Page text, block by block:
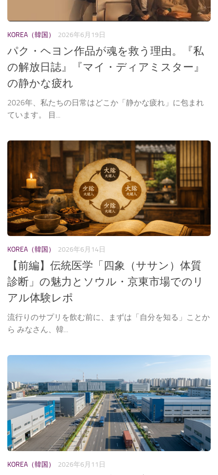
KOREA（韓国） 2026年6月19日
パク・ヘヨン作品が魂を救う理由。『私
の解放日誌』『マイ・ディアミスター』
の静かな疲れ
2026年、私たちの日常はどこか「静かな疲れ」に包まれ
ています。 目...
KOREA（韓国） 2026年6月14日
【前編】伝統医学「四象（ササン）体質
診断」の魅力とソウル・京東市場でのリ
アル体験レポ
流行りのサプリを飲む前に、まずは「自分を知る」ことか
ら みなさん、韓...
KOREA（韓国） 2026年6月11日